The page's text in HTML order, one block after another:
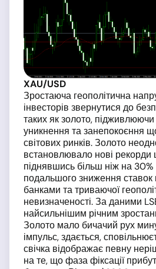
XAU/USD
Зростаюча геополітична
інвесторів звернутися до
таких як золото,
уникнення та занепокоєння
світових ринків. Золото
встановлювало нові рекорди
піднявшись більш ніж на 30%
подальшого зниження
банками та триваючої
невизначеності. За даними
найсильнішим річним
Золото мало бичачий рух
імпульс, здається,
свічка відображає певну
на те, що фаза фіксації